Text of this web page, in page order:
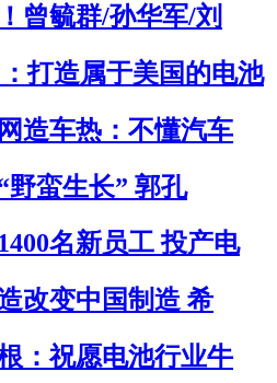
曾毓群/孙华军/刘
打造属于美国的电池
造车热：不懂汽车
野蛮生长” 郭孔
名新员工 投产电
改变中国制造 希
：祝愿电池行业牛